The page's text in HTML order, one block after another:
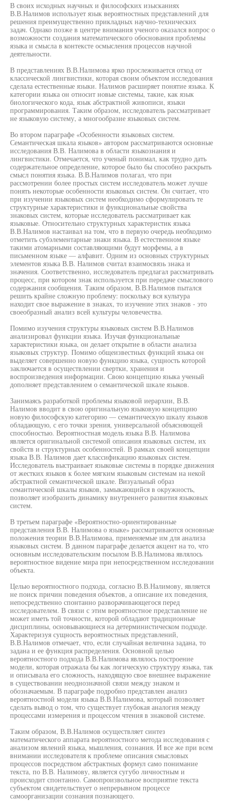
В своих исходных научных и философских изысканиях
В.В.Налимов использует язык вероятностных представлений для
решения преимущественно прикладных научно-технических
задач. Однако позже в центре внимания ученого оказался вопрос о
возможности создания математического обоснования проблемы
языка и смысла в контексте осмысления процессов научной
деятельности.
В представлениях В.В.Налимова ярко прослеживается отход от
классической лингвистики, которая своим объектом исследования
сделала естественные языки. Налимов расширяет понятие языка. К
категории языка он относит новые системы, такие, как язык
биологического кода, язык абстрактной живописи, языки
программирования. Таким образом, исследователь рассматривает
не языковую систему, а многообразие языковых систем.
Во втором параграфе «Особенности языковых систем.
Семантическая шкала языков» автором рассматриваются основные
исследования В.В. Налимова в области языкознания и
лингвистики. Отмечается, что ученый понимал, как трудно дать
содержательное определение, которое было бы способно раскрыть
смысл понятия языка. В.В.Налимов полагал, что при
рассмотрении более простых систем исследователь может лучше
понять некоторые особенности языковых систем. Он считает, что
при изучении языковых систем необходимо сформулировать те
структурные характеристики и функциональные свойства
знаковых систем, которые исследователь рассматривает как
языковые. Относительно структурных характеристик языка
В.В.Налимов настаивал на том, что в первую очередь необходимо
отметить субэлементарные знаки языка. В естественном языке
такими атомарными составляющими будут морфемы, а в
письменном языке — алфавит. Одним из основных структурных
элементов языка В.В. Налимов считал взаимосвязь знака и
значения. Соответственно, исследователь предлагал рассматривать
процесс, при котором знак используется при передаче смыслового
содержания сообщения. Таким образом, В.В.Налимов пытался
решить крайне сложную проблему: поскольку вся культура
находит свое выражение в знаках, то изучение этих знаков - это
своеобразный анализ всей культуры человечества.
Помимо изучения структуры языковых систем В.В.Налимов
анализировал функции языка. Изучая функциональные
характеристики языка, он делает открытие в области анализа
языковых структур. Помимо общеизвестных функций языка он
выделяет совершенно новую функцию языка, сущность которой
заключается в осуществлении свертки, хранения и
воспроизведения информации. Свою концепцию языка ученый
дополняет представлением о семантической шкале языков.
Занимаясь разработкой проблемы языковой иерархии, В.В.
Налимов вводит в свою оригинальную языковую концепцию
новую философскую категорию — семантическую шкалу языков
обладающую, с его точки зрения, универсальной объясняющей
способностью. Вероятностная модель языка В.В. Налимова
является оригинальной системой описания языковых систем, их
свойств и структурных особенностей. В рамках своей концепции
языка В.В. Налимов дает классификацию языковых систем.
Исследователь выстраивает языковые системы в порядке движения
от жестких языков к более мягким языковым системам на некой
абстрактной семантической шкале. Визуальный образ
семантической шкалы языков, замыкающийся в окружность,
позволяет изобразить динамику внутреннего развития языковых
систем.
В третьем параграфе «Вероятностно-ориентированные
представления В.В. Налимова о языке» рассматриваются основные
положения теории В.В.Налимова, применяемые им для анализа
языковых систем. В данном параграфе делается акцент на то, что
основным исследовательским посылом В.В.Налимова являлось
вероятностное видение мира при непосредственном исследовании
объекта.
Целью вероятностного подхода, согласно В.В.Налимову, является
не поиск причин поведения объектов, а описание их поведения,
непосредственно спонтанно разворачивающегося перед
исследователем. В связи с этим вероятностное представление не
может иметь той точности, которой обладают традиционные
дисциплины, основывающиеся на детерминистическом подходе.
Характеризуя сущность вероятностных представлений,
В.В.Налимов отмечает, что, если случайная величина задана, то
задана и ее функция распределения. Основной целью
вероятностного подхода В.В.Налимова являлось построение
модели, которая отражала бы как логическую структуру языка, так
и описывала его сложность, находящую свое внешнее выражение
в существовании неоднозначной связи между знаком и
обозначаемым. В параграфе подробно представлен анализ
вероятностной модели языка В.В.Налимова, который позволяет
сделать вывод о том, что существует глубокая аналогия между
процессами измерения и процессом чтения в знаковой системе.
Таким образом, В.В.Налимов осуществляет синтез
математического аппарата вероятностного метода исследования с
анализом явлений языка, мышления, сознания. И все же при всем
внимании исследователя к проблеме описания смысловых
процессов посредством абстрактных формул само понимание
текста, по В.В. Налимову, является сугубо личностным и
происходит спонтанно. Самопроизвольное восприятие текста
субъектом свидетельствует о непрерывном процессе
самоорганизации сознания познающего.